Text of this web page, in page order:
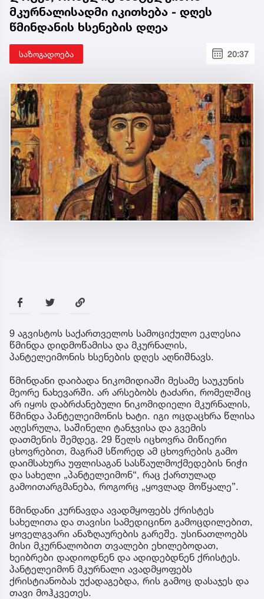
მკურნალისადმი იკითხება - დღეს
წმინდანის ხსენების დღეა
საზოგადოება 20:37
9 აგვისტოს საქართველოს სამოციქულო ეკლესია
წმინდა დიდმოწამისა და მკურნალის,
პანტელეიმონის ხსენების დღეს აღნიშნავს.
წმინდანი დაიბადა ნიკომიდიაში მესამე საუკუნის
მეორე ნახევარში. არ არსებობს ტაძარი, რომელშიც
არ იყოს დაბრძანებული ნიკომიდიელი მკურნალის,
წმინდა პანტელეიმონის ხატი. იგი ოცდაცხრა წლისა
აღესრულა, საშინელი ტანჯვისა და გვემის
დათმენის შემდეგ. 29 წელს იცხოვრა მიწიერი
ცხოვრებით, მაგრამ სწორედ ამ ცხოვრების გამო
დაიმსახურა უფლისაგან სასწაულმოქმედების ნიჭი
და სახელი „პანტელეიმონ“, რაც ქართულად
გამოითარგმანება, როგორც „ყოვლად მოწყალე”.
წმინდანი კურნავდა ავადმყოფებს ქრისტეს
სახელითა და თავისი სამედიცინო გამოცდილებით,
ყოველგვარი ანაზღაურების გარეშე. უსინათლოებს
მისი მკურნალობით თვალები ეხილებოდათ,
ხეიბრები დადიოდნენ და ადიდებდნენ ქრისტეს.
პანტელეიმონ მკურნალი ავადმყოფებს
ქრისტიანობას უქადაგებდა, რის გამოც დასაჯეს და
თავი მოჰკვეთეს.